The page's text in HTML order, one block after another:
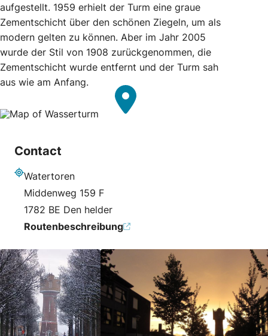
aufgestellt. 1959 erhielt der Turm eine graue
Zementschicht über den schönen Ziegeln, um als
modern gelten zu können. Aber im Jahr 2005
wurde der Stil von 1908 zurückgenommen, die
Zementschicht wurde entfernt und der Turm sah
aus wie am Anfang.
Contact
Watertoren
Middenweg 159 F
1782 BE Den helder
Routenbeschreibung